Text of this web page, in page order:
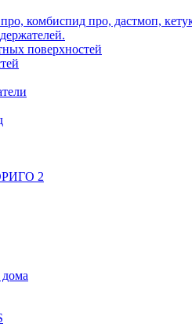
комбиспид про, дастмоп,
поверхностей
2